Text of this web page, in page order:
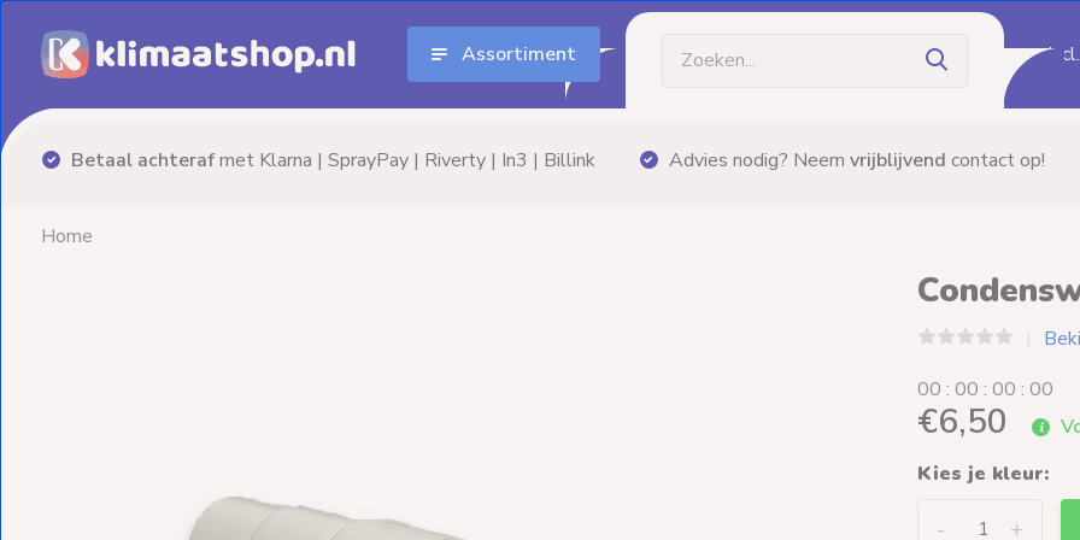
Assortiment Incl.
Advies nodig? Neemvrijblijvendcontact op! Gratis bezorgingvanaf €60,- (m.u.v.
Aanbiedingen
Terrasverwarming
Home
00 :00 :00 :00
€6,50
Kies je kleur:
+
-